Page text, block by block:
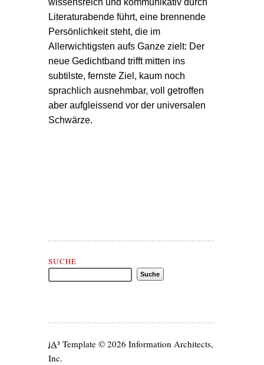
Literaturabende führt, eine brennende
Persönlichkeit steht, die im
Allerwichtigsten aufs Ganze zielt: Der
neue Gedichtband trifft mitten ins
subtilste, fernste Ziel, kaum noch
sprachlich ausnehmbar, voll getroffen
aber aufgleissend vor der universalen
Schwärze.
Suche Matthias Mander
SUCHE
iA³ Template © 2026 Information Architects,
Inc.